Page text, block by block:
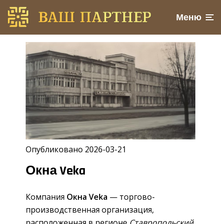
Меню
Опубликовано 2026-03-21
Окна Veka
Компания Окна Veka — торгово-
производственная организация,